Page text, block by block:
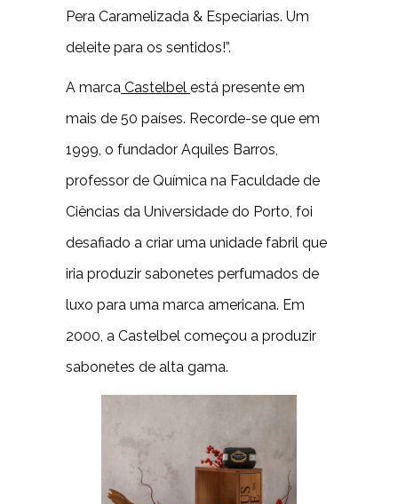
Pera Caramelizada & Especiarias. Um
deleite para os sentidos!”.
A marca Castelbel está presente em
mais de 50 países. Recorde-se que em
1999, o fundador Aquiles Barros,
professor de Química na Faculdade de
Ciências da Universidade do Porto, foi
desafiado a criar uma unidade fabril que
iria produzir sabonetes perfumados de
luxo para uma marca americana. Em
2000, a Castelbel começou a produzir
sabonetes de alta gama.